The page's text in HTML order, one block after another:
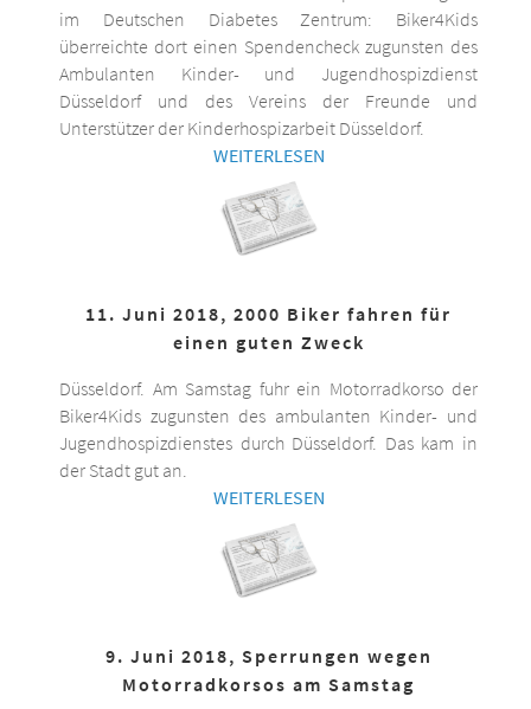
im Deutschen Diabetes Zentrum: Biker4Kids
überreichte dort einen Spendencheck zugunsten des
Ambulanten Kinder- und Jugendhospizdienst
Düsseldorf und des Vereins der Freunde und
Unterstützer der Kinderhospizarbeit Düsseldorf.
WEITERLESEN
11. Juni 2018, 2000 Biker fahren für
einen guten Zweck
Düsseldorf. Am Samstag fuhr ein Motorradkorso der
Biker4Kids zugunsten des ambulanten Kinder- und
Jugendhospizdienstes durch Düsseldorf. Das kam in
der Stadt gut an.
WEITERLESEN
9. Juni 2018, Sperrungen wegen
Motorradkorsos am Samstag